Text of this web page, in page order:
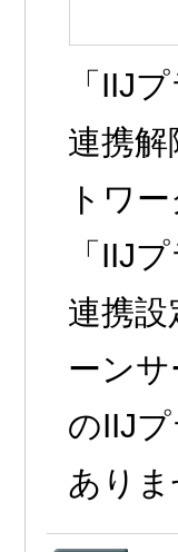
「IIJ
連携
トワ
「IIJ
連携
ーン
のIIJ
あり